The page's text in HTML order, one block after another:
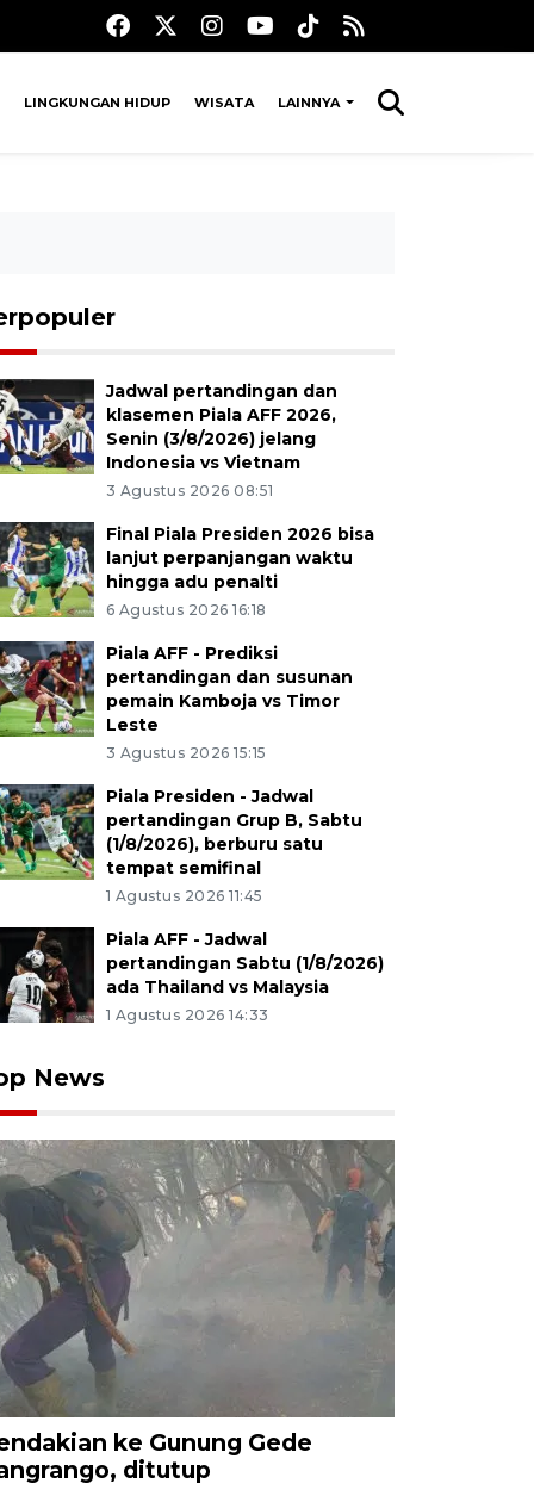
LINGKUNGAN HIDUP WISATA LAINNYA
Jadwal pertandingan dan
klasemen Piala AFF 2026,
Senin (3/8/2026) jelang
Indonesia vs Vietnam
3 Agustus 2026 08:51
Final Piala Presiden 2026 bisa
lanjut perpanjangan waktu
hingga adu penalti
6 Agustus 2026 16:18
Piala AFF - Prediksi
pertandingan dan susunan
pemain Kamboja vs Timor
Leste
3 Agustus 2026 15:15
Piala Presiden - Jadwal
pertandingan Grup B, Sabtu
(1/8/2026), berburu satu
tempat semifinal
1 Agustus 2026 11:45
Piala AFF - Jadwal
pertandingan Sabtu (1/8/2026)
ada Thailand vs Malaysia
1 Agustus 2026 14:33
News
ke Gunung Gede
ditutup